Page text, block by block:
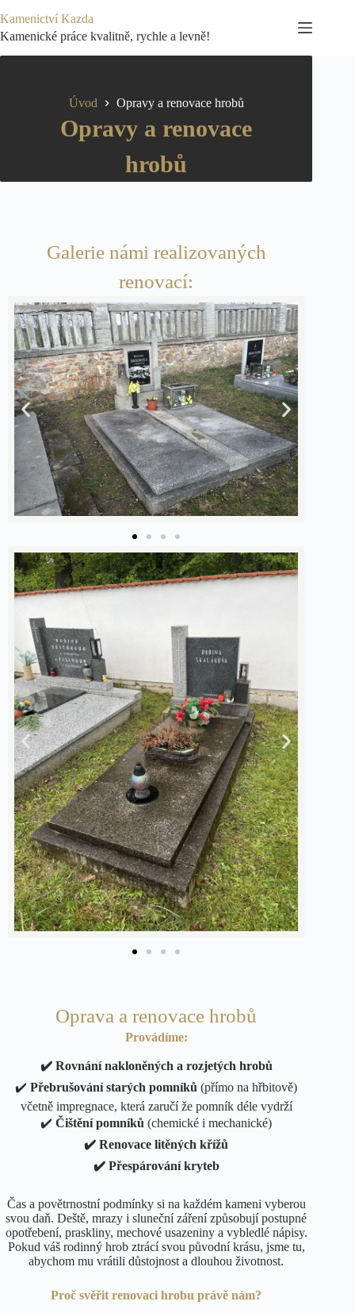
Kamenictví Kazda
Kamenické práce kvalitně, rychle a levně!
Úvod Opravy a renovace hrobů
Opravy a renovace
hrobů
Galerie námi realizovaných
renovací:
Oprava a renovace hrobů
Provádíme:
✔️ Rovnání nakloněných a rozjetých hrobů
✔️Přebrušování starých pomníků (přímo na hřbitově)
včetně impregnace, která zaručí že pomník déle vydrží
✔️Čištění pomníků (chemické i mechanické)
✔️ Renovace litěných křížů
✔️ Přespárování kryteb
Čas a povětrnostní podmínky si na každém kameni vyberou
svou daň. Deště, mrazy i sluneční záření způsobují postupné
opotřebení, praskliny, mechové usazeniny a vybledlé nápisy.
Pokud váš rodinný hrob ztrácí svou původní krásu, jsme tu,
abychom mu vrátili důstojnost a dlouhou životnost.
Proč svěřit renovaci hrobu právě nám?